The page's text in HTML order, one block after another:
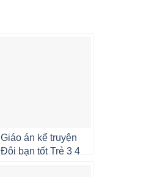
Giáo án kể truyện
Đôi bạn tốt Trẻ 3 4